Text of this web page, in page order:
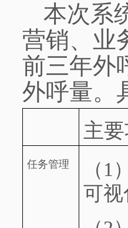
本次系
营销、业
前三年外
外呼量。
主
任务管理 （1）
可视